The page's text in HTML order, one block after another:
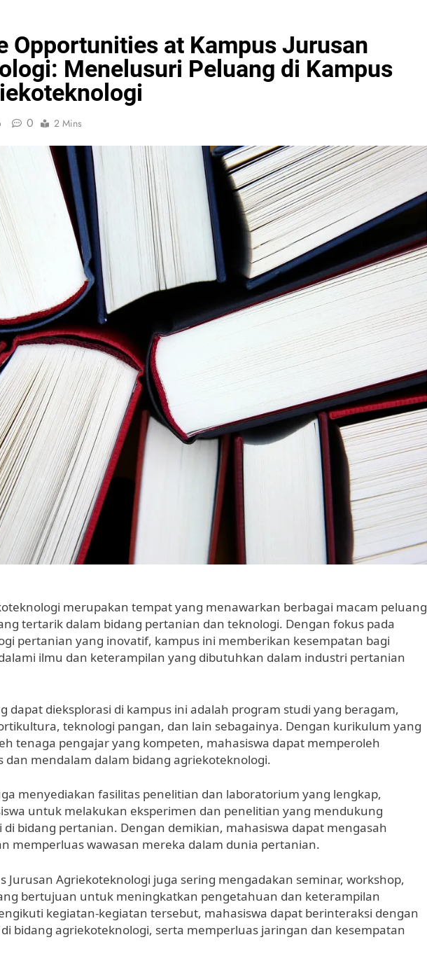
Opportunities at Kampus Jurusan
Menelusuri Peluang di Kampus
0 2 Mins
merupakan tempat yang menawarkan berbagai macam peluang
tertarik dalam bidang pertanian dan teknologi. Dengan fokus pada
pertanian yang inovatif, kampus ini memberikan kesempatan bagi
ilmu dan keterampilan yang dibutuhkan dalam industri pertanian
dapat dieksplorasi di kampus ini adalah program studi yang beragam,
teknologi pangan, dan lain sebagainya. Dengan kurikulum yang
tenaga pengajar yang kompeten, mahasiswa dapat memperoleh
dan mendalam dalam bidang agriekoteknologi.
menyediakan fasilitas penelitian dan laboratorium yang lengkap,
untuk melakukan eksperimen dan penelitian yang mendukung
bidang pertanian. Dengan demikian, mahasiswa dapat mengasah
memperluas wawasan mereka dalam dunia pertanian.
Jurusan Agriekoteknologi juga sering mengadakan seminar, workshop,
bertujuan untuk meningkatkan pengetahuan dan keterampilan
kegiatan-kegiatan tersebut, mahasiswa dapat berinteraksi dengan
bidang agriekoteknologi, serta memperluas jaringan dan kesempatan